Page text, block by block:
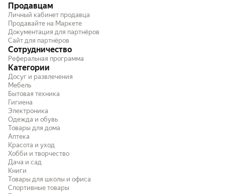
Продавцам
Личный кабинет продавца
Продавайте на Маркете
Документация для партнёров
Сайт для партнёров
Сотрудничество
Реферальная программа
Категории
Досуг и развлечения
Мебель
Бытовая техника
Гигиена
Электроника
Одежда и обувь
Товары для дома
Аптека
Красота и уход
Хобби и творчество
Дача и сад
Книги
Товары для школы и офиса
Спортивные товары